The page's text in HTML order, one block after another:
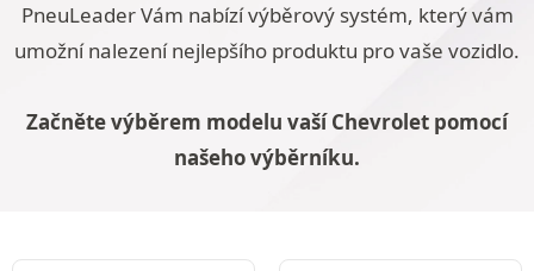
PneuLeader Vám nabízí výběrový systém, který vám
umožní nalezení nejlepšího produktu pro vaše vozidlo.
Začněte výběrem modelu vaší Chevrolet pomocí
našeho výběrníku.